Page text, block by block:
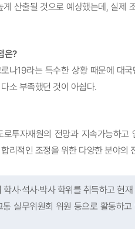
산출될 것으로 예상했는데, 실
은?
나19라는 특수한 상황 때문에 대
소 부족했던 것이 아쉽다.
투자재원의 전망과 지속가능하
리적인 조정을 위한 다양한 분야의
사·석사·박사 학위를 취득하고
실무위원회 위원 등으로 활동하